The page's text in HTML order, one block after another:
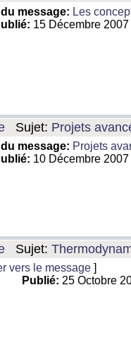
message: Les
15 Décembre
Sujet: Projets
message: Projets
10 Décembre
Sujet:
vers le message ]
Publié: 25 Octobre